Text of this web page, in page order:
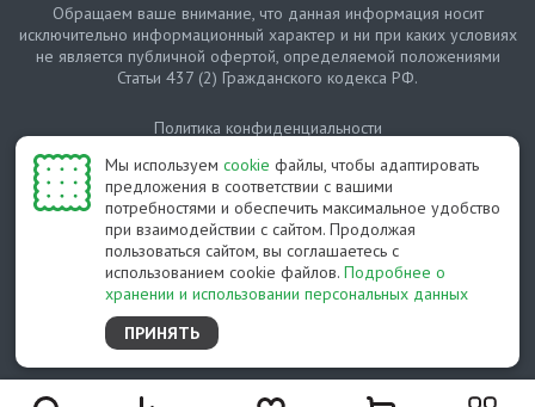
Мы используем cookie файлы, чтобы адаптировать
предложения в соответствии с вашими
потребностями и обеспечить максимальное удобство
при взаимодействии с сайтом. Продолжая
пользоваться сайтом, вы соглашаетесь с
использованием cookie файлов. Подробнее о
хранении и использовании персональных данных
ПРИНЯТЬ
© Протепло-СПб, 2011-2026
Обращаем ваше внимание, что данная информация носит
исключительно информационный характер и ни при каких условиях
не является публичной офертой, определяемой положениями
Статьи 437 (2) Гражданского кодекса РФ.
Политика конфиденциальности
Карта сайта
Разработано студией Feel Good St